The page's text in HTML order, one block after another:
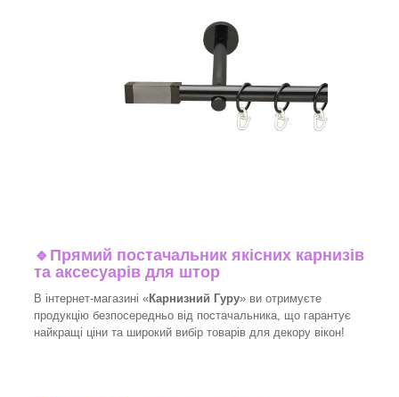
🔹 Прямий постачальник якісних карнизів
та аксесуарів для штор
В інтернет-магазині «Карнизний Гуру» ви отримуєте
продукцію безпосередньо від постачальника, що гарантує
найкращі ціни та широкий вибір товарів для декору вікон!​